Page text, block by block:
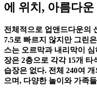
에 위치, 아름다
전체적으로 업앤드다운의
7.5로 빠르지 않지만 그린
스는 오르막과 내리막이
장은 2층으로 각각 15개 타
습장은 없다. 전체 240여
으며, 다양한 놀이와 가족